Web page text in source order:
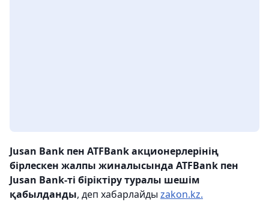
Jusan Bank пен ATFBank акционерлерінің
бірлескен жалпы жиналысында ATFBank пен
Jusan Bank-ті біріктіру туралы шешім
қабылданды, деп хабарлайды zakon.kz.